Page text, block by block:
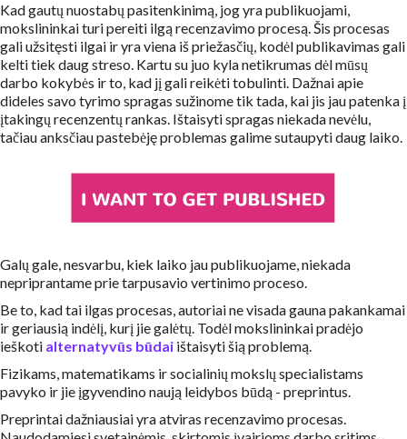
Kad gautų nuostabų pasitenkinimą, jog yra publikuojami,
mokslininkai turi pereiti ilgą recenzavimo procesą. Šis procesas
gali užsitęsti ilgai ir yra viena iš priežasčių, kodėl publikavimas gali
kelti tiek daug streso. Kartu su juo kyla netikrumas dėl mūsų
darbo kokybės ir to, kad jį gali reikėti tobulinti. Dažnai apie
dideles savo tyrimo spragas sužinome tik tada, kai jis jau patenka į
įtakingų recenzentų rankas. Ištaisyti spragas niekada nevėlu,
tačiau anksčiau pastebėję problemas galime sutaupyti daug laiko.
Galų gale, nesvarbu, kiek laiko jau publikuojame, niekada
nepriprantame prie tarpusavio vertinimo proceso.
Be to, kad tai ilgas procesas, autoriai ne visada gauna pakankamai
ir geriausią indėlį, kurį jie galėtų. Todėl mokslininkai pradėjo
ieškoti alternatyvūs būdai ištaisyti šią problemą.
Fizikams, matematikams ir socialinių mokslų specialistams
pavyko ir jie įgyvendino naują leidybos būdą - preprintus.
Preprintai dažniausiai yra atviras recenzavimo procesas.